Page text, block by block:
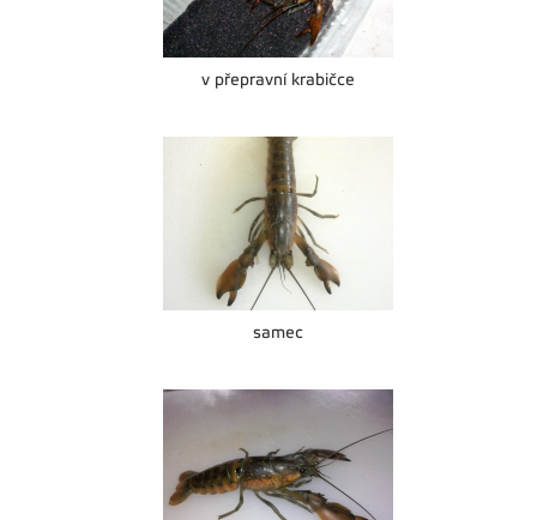
v přepravní krabičce
samec